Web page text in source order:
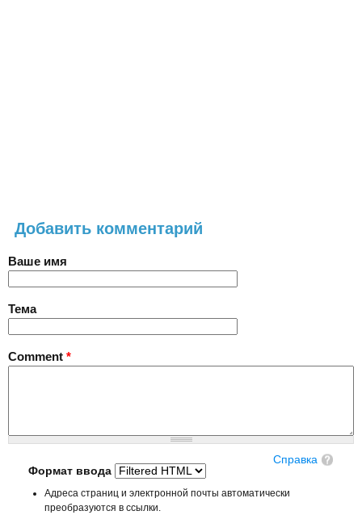
Добавить комментарий
Ваше имя
Тема
Comment *
Справка
Формат ввода
Адреса страниц и электронной почты автоматически
преобразуются в ссылки.